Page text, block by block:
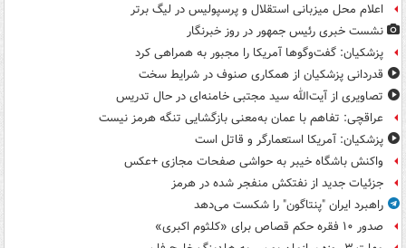
اعلام محل میزبانی استقلال و پرسپولیس در لیگ برتر
نشست خبری رئیس جمهور در روز خبرنگار
پزشکیان: گفت‌وگوها آمریکا را مجبور به همراهی کرد
قدردانی پزشکیان از همکاری صنوف در شرایط سخت
تصاویری از آیت‌الله سید مجتبی خامنه‌ای در حال تدریس
عراقچی: تفاهم با عمان به‌معنی بازگشایی تنگه هرمز نیست
پزشکیان: آمریکا استعمارگر و قاتل است
واکنش باشگاه خیبر به حواشی صفحات مجازی +عکس
جزئیات جدید از نفتکش منفجر شده در هرمز
راهبرد ایران "پنتاگون" را شکست می‌دهد
صدور ۱۰ فقره حکم قصاص برای «کلثوم اکبری»